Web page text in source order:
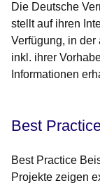
Die Deutsche
stellt auf ihren
Verfügung, in
inkl. ihrer
Informationen
Best
Best Practice
Projekte zeigen